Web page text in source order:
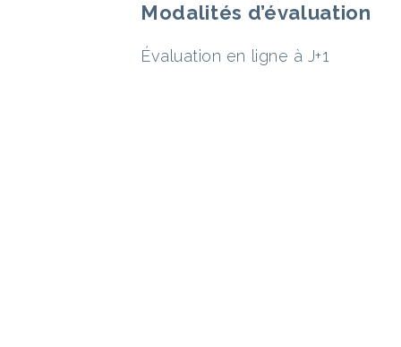
Modalités d’évaluation
Évaluation en ligne à J+1